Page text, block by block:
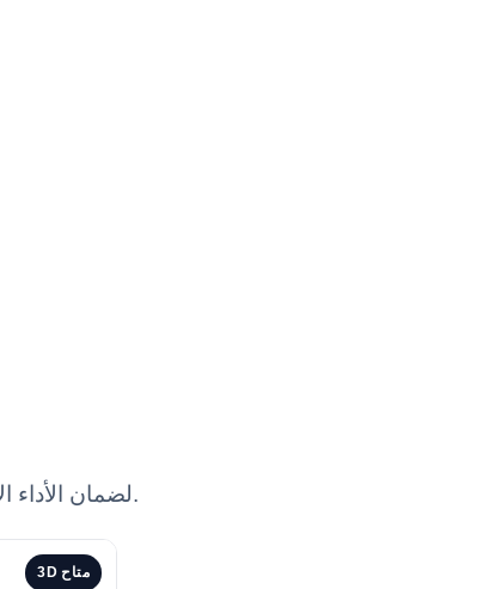
تعلم كيفية تفسير النتائج وقراءة القياسات بفعالية باستخدام نظام تنقية المياه YR59، لضمان الأداء الأمثل في مختبرك.
3D متاح